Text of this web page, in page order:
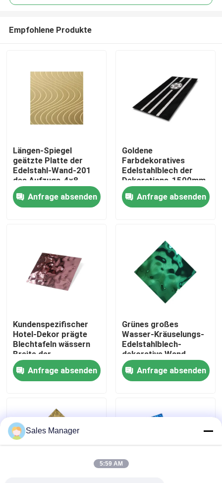
Startseite
Videos
Über uns
Fabrik Tour
Qualitätskontrolle
Kontakt
Nachrichten
Alle Fälle
Empfohlene Produkte
Längen-Spiegel
geätzte Platte der
Edelstahl-Wand-201
des Aufzugs-4x8
2000mm
Anfrage absenden
Goldene
Farbdekoratives
Edelstahlblech der
Dekorations-1500mm
für Aufzugs-Kabinen
Anfrage absenden
Kundenspezifischer
Hotel-Dekor prägte
Blechtafeln wässern
Breite der
Kräuselungs-rostfreie
Platten-1000mm
Anfrage absenden
Grünes großes
Wasser-Kräuselungs-
Edelstahlblech-
dekorative Wand-
Verschleißfestigkeits-
PlattenAnfrage absenden
Sales Manager
5:59 AM